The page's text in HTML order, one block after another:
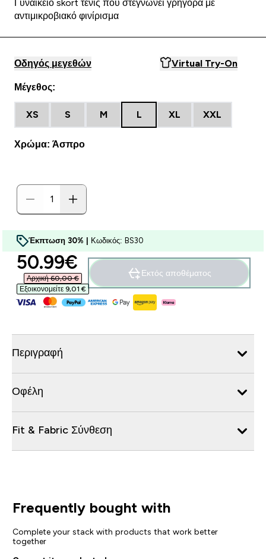
Γυναικείο skort τένις που στεγνώνει γρήγορα με
αντιμικροβιακό φινίρισμα
Οδηγός μεγεθών Virtual Try-On
Μέγεθος:
XS S M L XL XXL
Χρώμα: Άσπρο
Έκπτωση 30% | Κωδικός: BS30
discounted price
50.99€‎
Αρχική 60,00 €‎
Εξοικονομείτε 9,01 €‎
Εκτός αποθέματος
Περιγραφή
Οφέλη
Fit & Fabric Σύνθεση
Frequently bought with
Complete your stack with products that work better
together